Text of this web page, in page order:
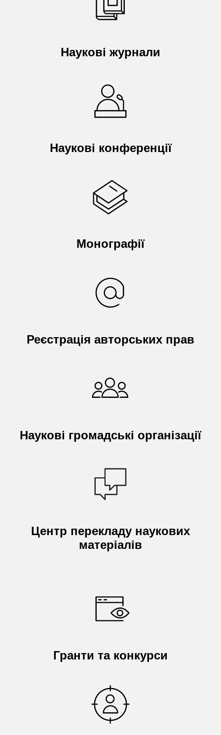
Наукові журнали
Наукові конференції
Монографії
Реєстрація авторських прав
Наукові громадські організації
Центр перекладу наукових
матеріалів
Гранти та конкурси